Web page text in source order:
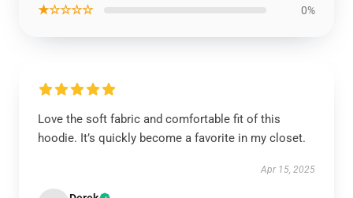
★☆☆☆☆ 0%
Love the soft fabric and comfortable fit of this
hoodie. It’s quickly become a favorite in my closet.
Apr 15, 2025